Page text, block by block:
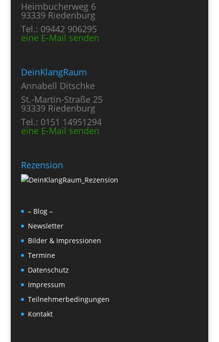
Heimbucherweg 6
93339 Riedenburg
Tel.: 09442 906295
eine E-Mail senden
DeinKlangRaum
Annabell Ditschke
St.-Martin-Straße 25
93339 Riedenburg
Tel.: 0151 14951294
eine E-Mail senden
Rezension
– Blog –
Newsletter
Bilder & Impressionen
Termine
Datenschutz
Impressum
Teilnehmerbedingungen
Kontakt